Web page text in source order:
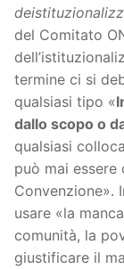
del Comitato
termine ci si
qualsiasi tipo «
dallo scopo o
qualsiasi
può mai
Convenzione».
usare «la
comunità, la
giustificare il